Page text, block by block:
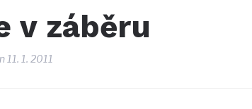
v záběru
11. 1. 2011